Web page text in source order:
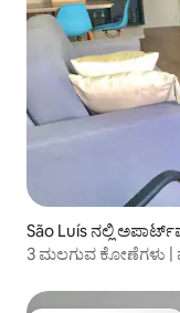
São Luís ನಲ್ಲಿ
3 ಮಲಗುವ ಕೋಣೆಗಳು |